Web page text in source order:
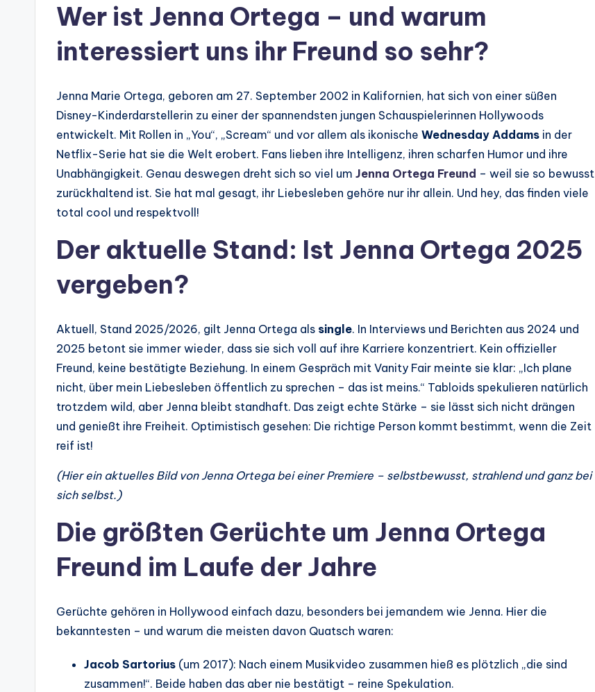
Wer ist Jenna Ortega – und warum
interessiert uns ihr Freund so sehr?
Jenna Marie Ortega, geboren am 27. September 2002 in Kalifornien, hat sich von einer süßen
Disney-Kinderdarstellerin zu einer der spannendsten jungen Schauspielerinnen Hollywoods
entwickelt. Mit Rollen in „You“, „Scream“ und vor allem als ikonische Wednesday Addams in der
Netflix-Serie hat sie die Welt erobert. Fans lieben ihre Intelligenz, ihren scharfen Humor und ihre
Unabhängigkeit. Genau deswegen dreht sich so viel um Jenna Ortega Freund – weil sie so bewusst
zurückhaltend ist. Sie hat mal gesagt, ihr Liebesleben gehöre nur ihr allein. Und hey, das finden viele
total cool und respektvoll!
Der aktuelle Stand: Ist Jenna Ortega 2025
vergeben?
Aktuell, Stand 2025/2026, gilt Jenna Ortega als single. In Interviews und Berichten aus 2024 und
2025 betont sie immer wieder, dass sie sich voll auf ihre Karriere konzentriert. Kein offizieller
Freund, keine bestätigte Beziehung. In einem Gespräch mit Vanity Fair meinte sie klar: „Ich plane
nicht, über mein Liebesleben öffentlich zu sprechen – das ist meins.“ Tabloids spekulieren natürlich
trotzdem wild, aber Jenna bleibt standhaft. Das zeigt echte Stärke – sie lässt sich nicht drängen
und genießt ihre Freiheit. Optimistisch gesehen: Die richtige Person kommt bestimmt, wenn die Zeit
reif ist!
(Hier ein aktuelles Bild von Jenna Ortega bei einer Premiere – selbstbewusst, strahlend und ganz bei
sich selbst.)
Die größten Gerüchte um Jenna Ortega
Freund im Laufe der Jahre
Gerüchte gehören in Hollywood einfach dazu, besonders bei jemandem wie Jenna. Hier die
bekanntesten – und warum die meisten davon Quatsch waren:
Jacob Sartorius (um 2017): Nach einem Musikvideo zusammen hieß es plötzlich „die sind
zusammen!“. Beide haben das aber nie bestätigt – reine Spekulation.